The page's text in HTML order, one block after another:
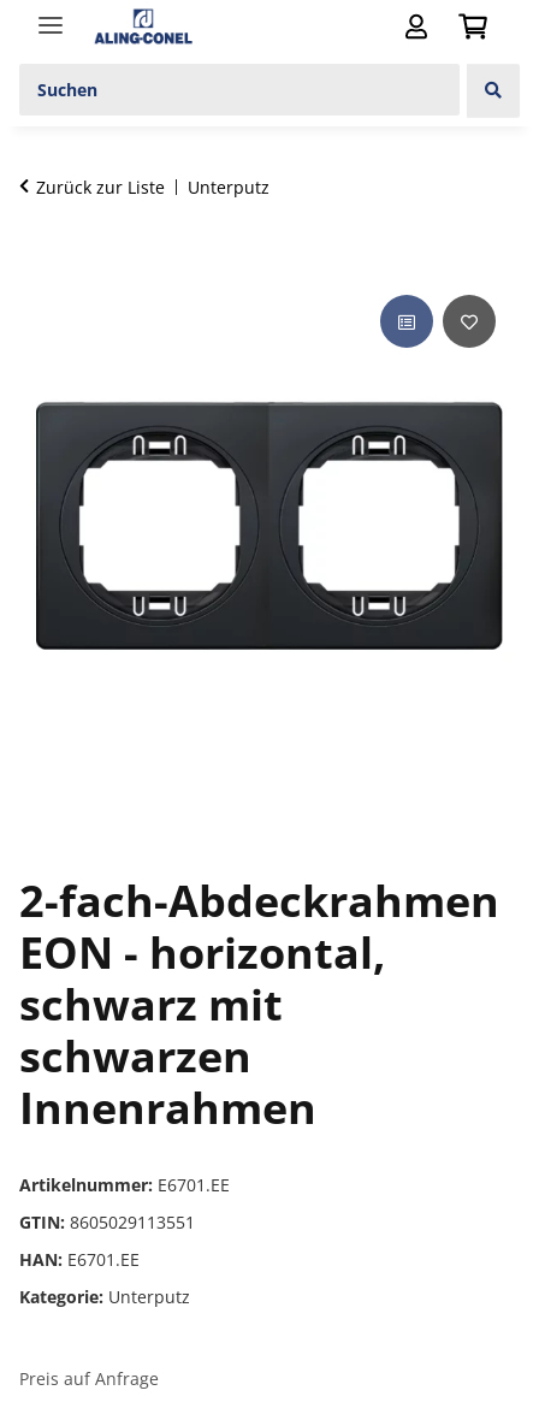
Zurück zur Liste Unterputz
2-fach-Abdeckrahmen
EON - horizontal,
schwarz mit
schwarzen
Innenrahmen
Artikelnummer: E6701.EE
GTIN: 8605029113551
HAN: E6701.EE
Kategorie: Unterputz
Preis auf Anfrage